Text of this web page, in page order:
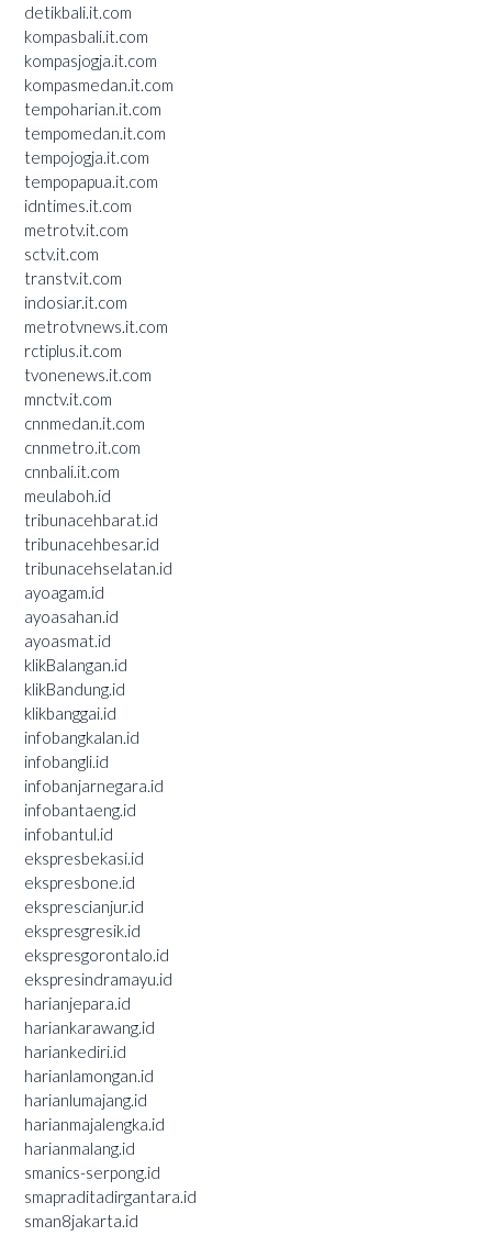
detikbali.it.com
kompasbali.it.com
kompasjogja.it.com
kompasmedan.it.com
tempoharian.it.com
tempomedan.it.com
tempojogja.it.com
tempopapua.it.com
idntimes.it.com
metrotv.it.com
sctv.it.com
transtv.it.com
indosiar.it.com
metrotvnews.it.com
rctiplus.it.com
tvonenews.it.com
mnctv.it.com
cnnmedan.it.com
cnnmetro.it.com
cnnbali.it.com
meulaboh.id
tribunacehbarat.id
tribunacehbesar.id
tribunacehselatan.id
ayoagam.id
ayoasahan.id
ayoasmat.id
klikBalangan.id
klikBandung.id
klikbanggai.id
infobangkalan.id
infobangli.id
infobanjarnegara.id
infobantaeng.id
infobantul.id
ekspresbekasi.id
ekspresbone.id
eksprescianjur.id
ekspresgresik.id
ekspresgorontalo.id
ekspresindramayu.id
harianjepara.id
hariankarawang.id
hariankediri.id
harianlamongan.id
harianlumajang.id
harianmajalengka.id
harianmalang.id
smanics-serpong.id
smapraditadirgantara.id
sman8jakarta.id